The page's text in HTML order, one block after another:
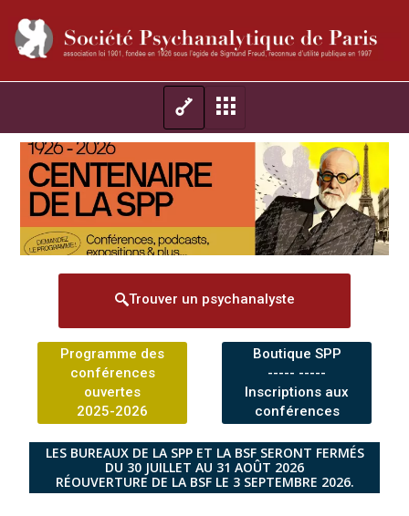
Trouver un psychanalyste
Programme des
conférences
ouvertes
2025-2026
Boutique SPP
----- -----
Inscriptions aux
conférences
LES BUREAUX DE LA SPP ET LA BSF SERONT FERMÉS
DU 30 JUILLET AU 31 AOÛT 2026
RÉOUVERTURE DE LA BSF LE 3 SEPTEMBRE 2026.